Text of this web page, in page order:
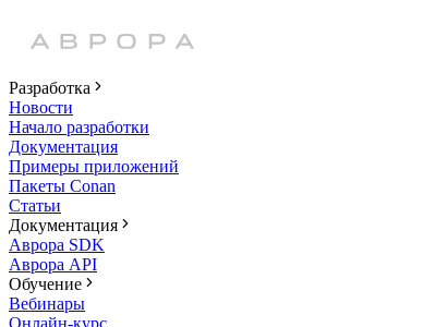
Разработка
Новости
Начало разработки
Документация
Примеры приложений
Пакеты Conan
Статьи
Документация
Аврора SDK
Аврора API
Обучение
Вебинары
Онлайн-курс